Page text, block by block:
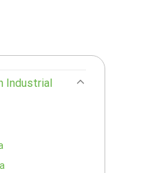
Industrial